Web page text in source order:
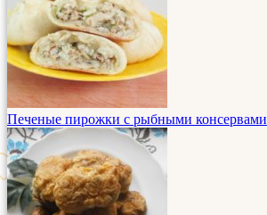
Печеные пирожки с рыбными консервами